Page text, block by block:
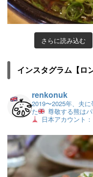
さらに読み込む
インスタグラム【ロ
renkonuk
2019〜2025年、夫
た
尊敬する熊は
日本アカウント